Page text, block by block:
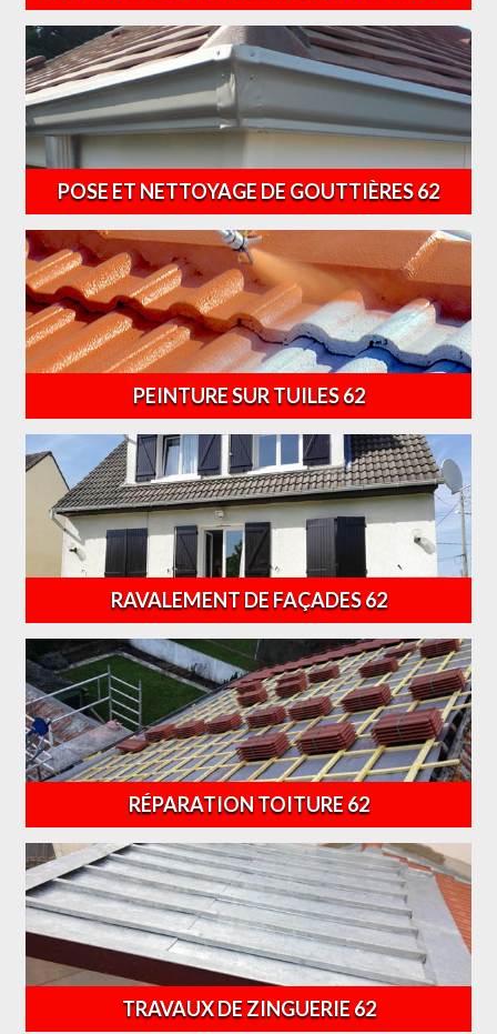
POSE ET NETTOYAGE DE GOUTTIÈRES 62
PEINTURE SUR TUILES 62
RAVALEMENT DE FAÇADES 62
RÉPARATION TOITURE 62
TRAVAUX DE ZINGUERIE 62